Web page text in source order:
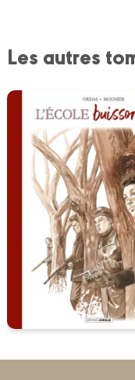
Les autres